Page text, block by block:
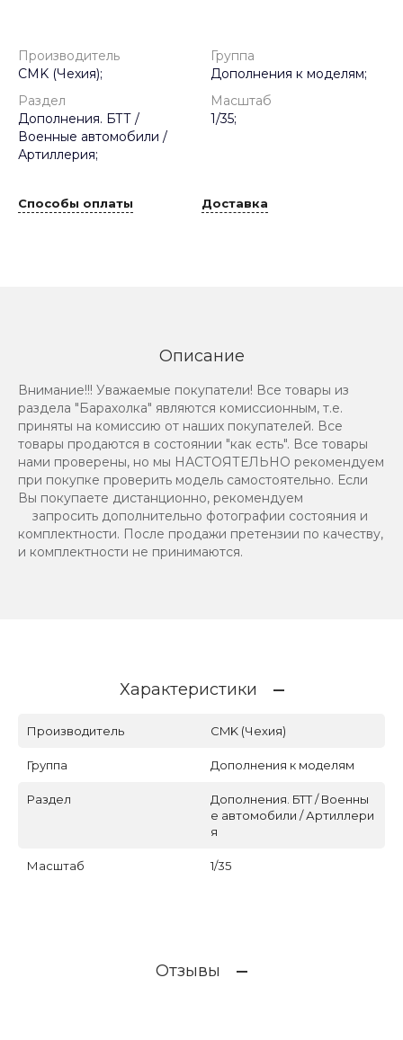
Производитель
CMK (Чехия);
Группа
Дополнения к моделям;
Раздел
Дополнения. БТТ /
Военные автомобили /
Артиллерия;
Масштаб
1/35;
Способы оплаты Доставка
Описание
Внимание!!! Уважаемые покупатели! Все товары из
раздела "Барахолка" являются комиссионным, т.е.
приняты на комиссию от наших покупателей. Все
товары продаются в состоянии "как есть". Все товары
нами проверены, но мы НАСТОЯТЕЛЬНО рекомендуем
при покупке проверить модель самостоятельно. Если
Вы покупаете дистанционно, рекомендуем
запросить дополнительно фотографии состояния и
комплектности. После продажи претензии по качеству,
и комплектности не принимаются.
Характеристики
Производитель CMK (Чехия)
Группа Дополнения к моделям
Раздел
Дополнения. БТТ / Военны
е автомобили / Артиллери
я
Масштаб 1/35
Отзывы